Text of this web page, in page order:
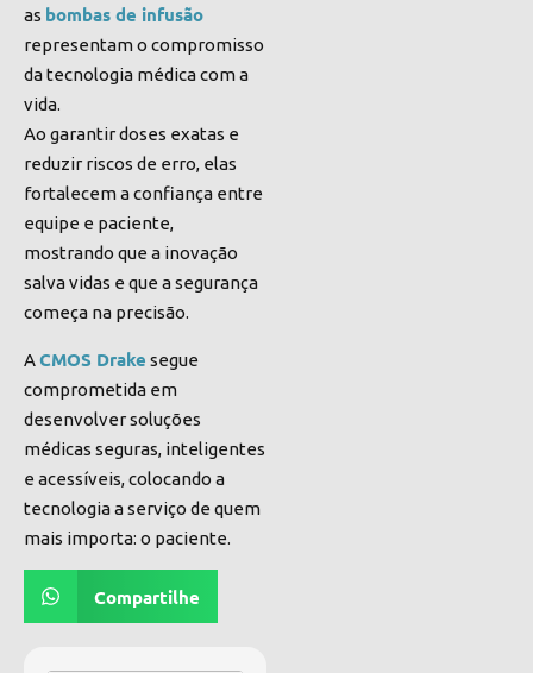
as bombas de infusão
representam o compromisso
da tecnologia médica com a
vida.
Ao garantir doses exatas e
reduzir riscos de erro, elas
fortalecem a confiança entre
equipe e paciente,
mostrando que a inovação
salva vidas e que a segurança
começa na precisão.
ACMOS Drake segue
comprometida em
desenvolver soluções
médicas seguras, inteligentes
e acessíveis, colocando a
tecnologia a serviço de quem
mais importa: o paciente.
Compartilhe